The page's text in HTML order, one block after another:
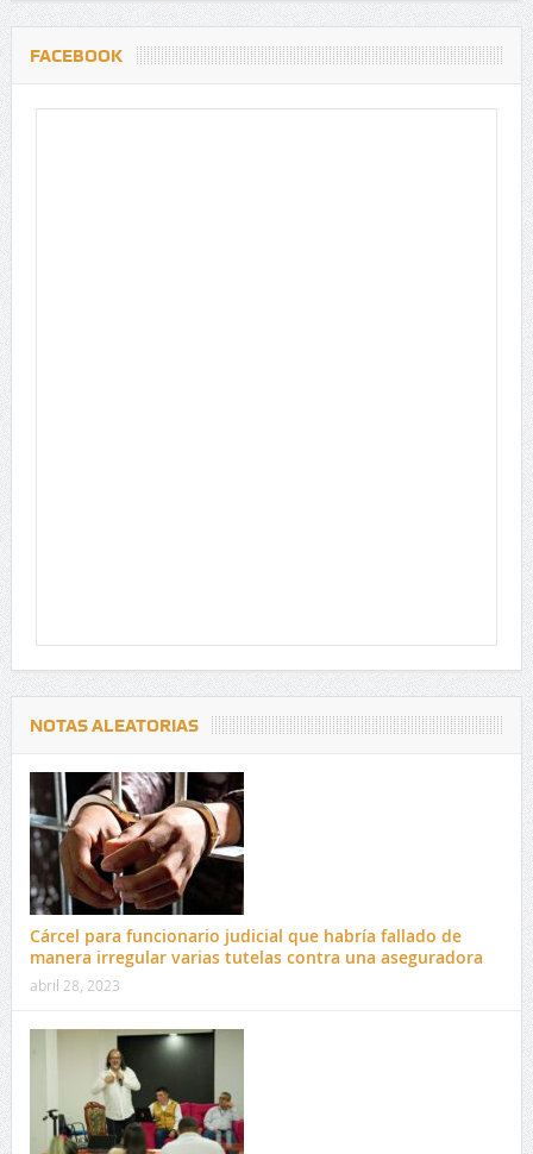
FACEBOOK
NOTAS ALEATORIAS
Cárcel para funcionario judicial que habría fallado de
manera irregular varias tutelas contra una aseguradora
abril 28, 2023